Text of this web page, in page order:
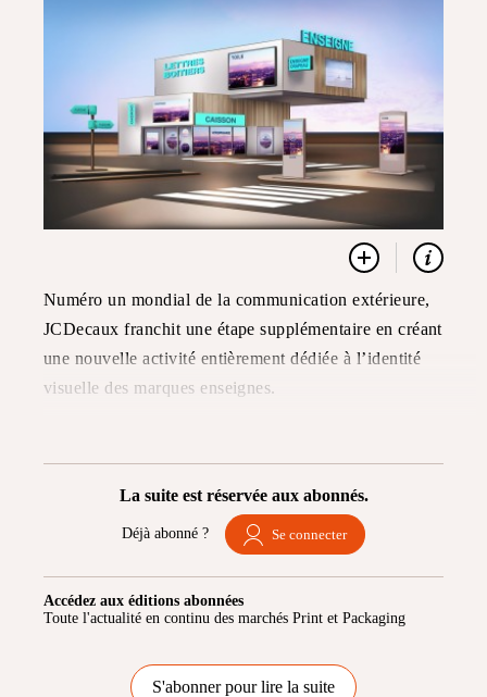
Numéro un mondial de la communication extérieure,
JCDecaux franchit une étape supplémentaire en créant
une nouvelle activité entièrement dédiée à l’identité
visuelle des marques enseignes.
La suite est réservée aux abonnés.
Déjà abonné ? Se connecter
Accédez aux éditions abonnées
Toute l'actualité en continu des marchés Print et Packaging
S'abonner pour lire la suite